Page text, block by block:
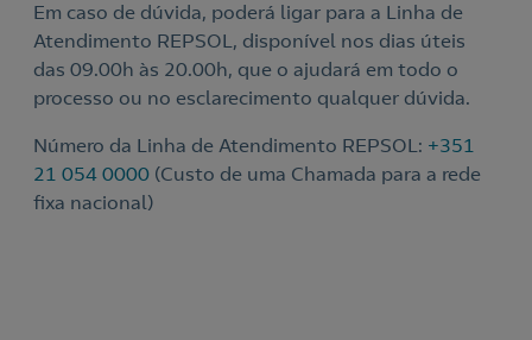
Em caso de dúvida, poderá ligar para a Linha de
Atendimento REPSOL, disponível nos dias úteis
das 09.00h às 20.00h, que o ajudará em todo o
processo ou no esclarecimento qualquer dúvida.
Número da Linha de Atendimento REPSOL: +351
21 054 0000 (Custo de uma Chamada para a rede
fixa nacional)